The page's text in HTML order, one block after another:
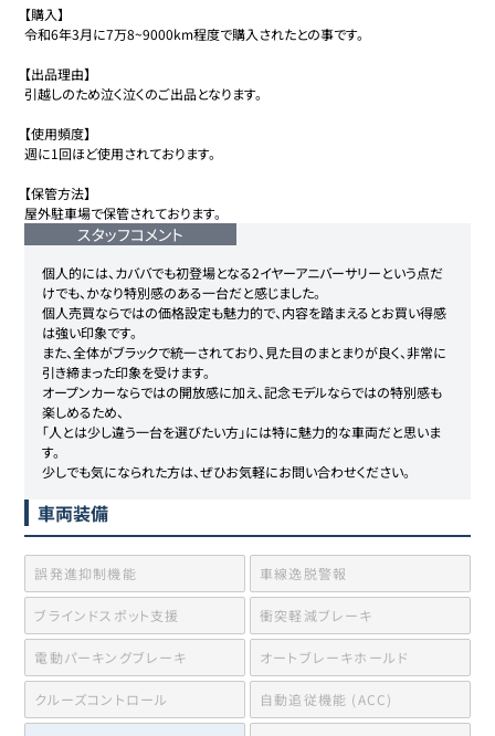
【購入】
令和6年3月に7万8~9000km程度で購入されたとの事です。
【出品理由】
引越しのため泣く泣くのご出品となります。
【使用頻度】
週に1回ほど使用されております。
【保管方法】
屋外駐車場で保管されております。
スタッフコメント
個人的には、カババでも初登場となる2イヤーアニバーサリーという点だ
けでも、かなり特別感のある一台だと感じました。
個人売買ならではの価格設定も魅力的で、内容を踏まえるとお買い得感
は強い印象です。
また、全体がブラックで統一されており、見た目のまとまりが良く、非常に
引き締まった印象を受けます。
オープンカーならではの開放感に加え、記念モデルならではの特別感も
楽しめるため、
「人とは少し違う一台を選びたい方」には特に魅力的な車両だと思いま
す。
少しでも気になられた方は、ぜひお気軽にお問い合わせください。
車両装備
誤発進抑制機能 車線逸脱警報
ブラインドスポット支援 衝突軽減ブレーキ
電動パーキングブレーキ オートブレーキホールド
クルーズコントロール 自動追従機能 (ACC)